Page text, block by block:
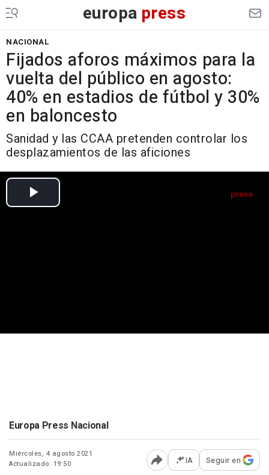
europa press
NACIONAL
Fijados aforos máximos para la
vuelta del público en agosto:
40% en estadios de fútbol y 30%
en baloncesto
Sanidad y las CCAA pretenden controlar los
desplazamientos de las aficiones
Europa Press Nacional
Miércoles, 4 agosto 2021
Actualizado: 19:50
Abrir opciones para
IA Seguir en